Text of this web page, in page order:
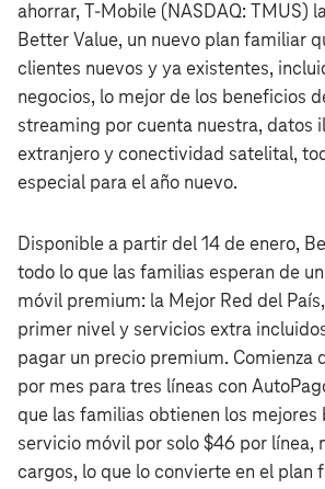
ahorrar, T‑Mobile (NASDAQ: TMUS)
Better Value, un nuevo plan familiar
clientes nuevos y ya existentes,
negocios, lo mejor de los beneficios
streaming por cuenta nuestra, datos
extranjero y conectividad satelital,
especial para el año nuevo.
Disponible a partir del 14 de enero,
todo lo que las familias esperan de
móvil premium: la Mejor Red del
primer nivel y servicios extra
pagar un precio premium. Comienza
por mes para tres líneas con
que las familias obtienen los mejores
servicio móvil por solo $46 por línea,
cargos, lo que lo convierte en el plan